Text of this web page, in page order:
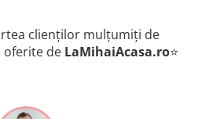
clienților mulțumiți de
oferite de LaMihaiAcasa.ro⭐